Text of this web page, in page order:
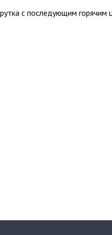
с последующим